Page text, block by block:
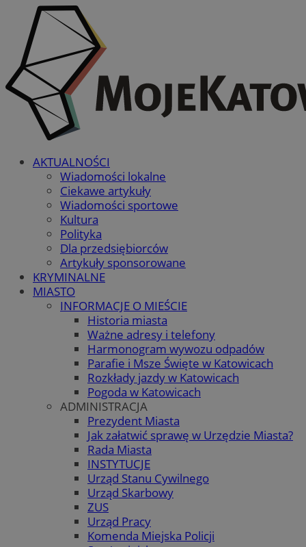
AKTUALNOŚCI
Wiadomości lokalne
Ciekawe artykuły
Wiadomości sportowe
Kultura
Polityka
Dla przedsiębiorców
Artykuły sponsorowane
KRYMINALNE
MIASTO
INFORMACJE O MIEŚCIE
Historia miasta
Ważne adresy i telefony
Harmonogram wywozu odpadów
Parafie i Msze Święte w Katowicach
Rozkłady jazdy w Katowicach
Pogoda w Katowicach
ADMINISTRACJA
Prezydent Miasta
Jak załatwić sprawę w Urzędzie Miasta?
Rada Miasta
INSTYTUCJE
Urząd Stanu Cywilnego
Urząd Skarbowy
ZUS
Urząd Pracy
Komenda Miejska Policji